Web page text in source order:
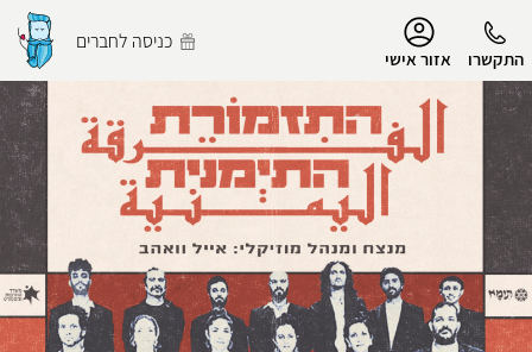
התקשרו אזור אישי
כניסה לחברים
הפרופיל שלי
התנתק